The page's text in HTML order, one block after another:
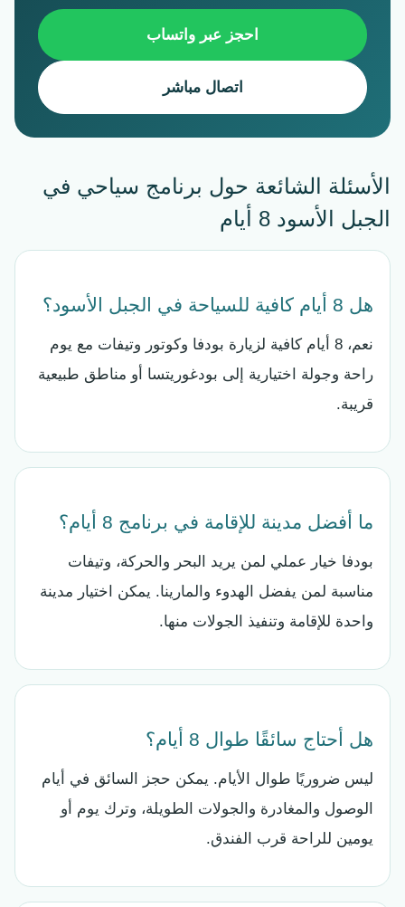
احجز عبر واتساب
اتصال مباشر
الأسئلة الشائعة حول برنامج سياحي في
الجبل الأسود 8 أيام
هل 8 أيام كافية للسياحة في الجبل الأسود؟
نعم، 8 أيام كافية لزيارة بودفا وكوتور وتيفات مع يوم
راحة وجولة اختيارية إلى بودغوريتسا أو مناطق طبيعية
قريبة.
ما أفضل مدينة للإقامة في برنامج 8 أيام؟
بودفا خيار عملي لمن يريد البحر والحركة، وتيفات
مناسبة لمن يفضل الهدوء والمارينا. يمكن اختيار مدينة
واحدة للإقامة وتنفيذ الجولات منها.
هل أحتاج سائقًا طوال 8 أيام؟
ليس ضروريًا طوال الأيام. يمكن حجز السائق في أيام
الوصول والمغادرة والجولات الطويلة، وترك يوم أو
يومين للراحة قرب الفندق.